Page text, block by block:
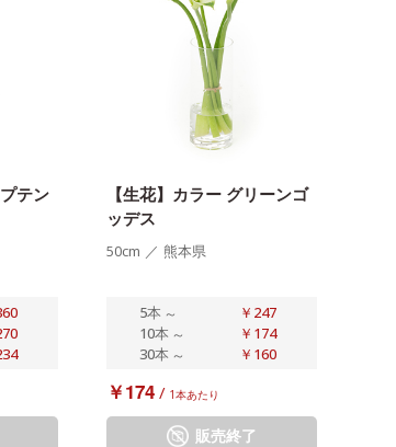
テン
【生花】カラー グリーンゴ
ッデス
50cm ／ 熊本県
5本 ～
￥247
10本 ～
￥174
30本 ～ ￥160
￥174 / 1本あたり
販売終了